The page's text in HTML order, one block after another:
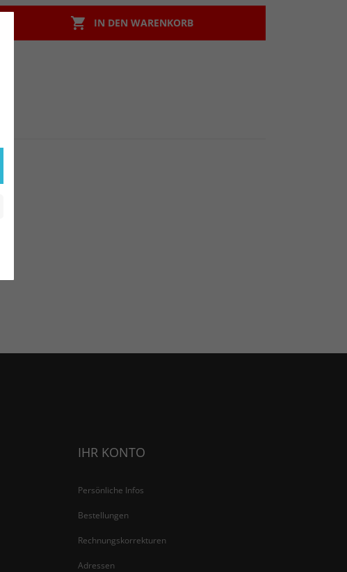
 IN DEN WARENKORB
IHR KONTO
Persönliche Infos
Bestellungen
Rechnungskorrekturen
Adressen